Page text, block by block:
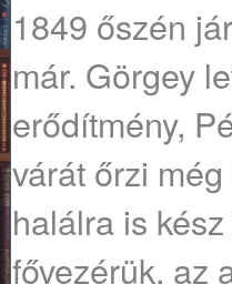
1849 őszén
már. Görgey
erődítmény,
várát őrzi
halálra is
fővezérük, az